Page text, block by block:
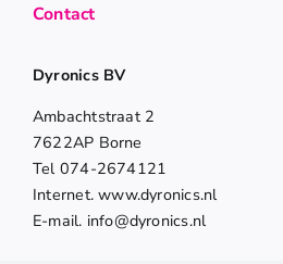
Contact
Dyronics BV
Ambachtstraat 2
7622AP Borne
Tel 074-2674121
Internet. www.dyronics.nl
E-mail. info@dyronics.nl